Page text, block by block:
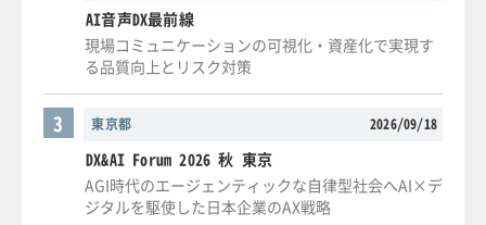
AI音声DX最前線
現場コミュニケーションの可視化・資産化で実現す
る品質向上とリスク対策
東京都 2026/09/18
3
DX&AI Forum 2026 秋 東京
AGI時代のエージェンティックな自律型社会へAI×デ
ジタルを駆使した日本企業のAX戦略